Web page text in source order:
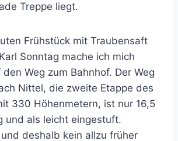
Treppe liegt.
Frühstück mit Traubensaft
Sonntag mache ich mich
Weg zum Bahnhof. Der Weg
Nittel, die zweite Etappe des
330 Höhenmetern, ist nur 16,5
und als leicht eingestuft.
deshalb kein allzu früher